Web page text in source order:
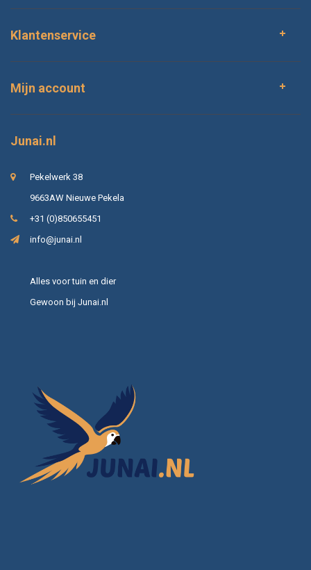
Klantenservice
Mijn account
Junai.nl
Pekelwerk 38
9663AW Nieuwe Pekela
+31 (0)850655451
info@junai.nl
Alles voor tuin en dier
Gewoon bij Junai.nl